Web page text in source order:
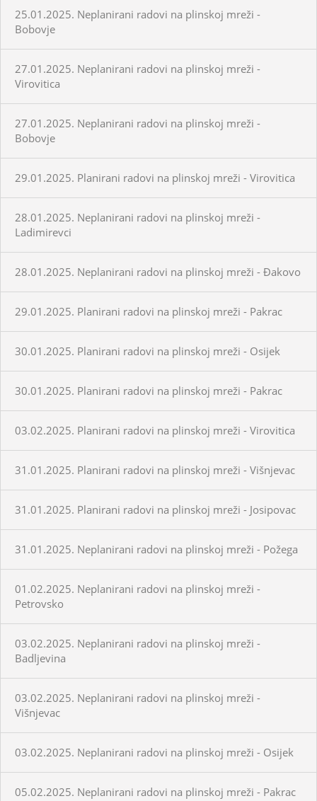
25.01.2025. Neplanirani radovi na plinskoj mreži -
Bobovje
27.01.2025. Neplanirani radovi na plinskoj mreži -
Virovitica
27.01.2025. Neplanirani radovi na plinskoj mreži -
Bobovje
29.01.2025. Planirani radovi na plinskoj mreži - Virovitica
28.01.2025. Neplanirani radovi na plinskoj mreži -
Ladimirevci
28.01.2025. Neplanirani radovi na plinskoj mreži - Đakovo
29.01.2025. Planirani radovi na plinskoj mreži - Pakrac
30.01.2025. Planirani radovi na plinskoj mreži - Osijek
30.01.2025. Planirani radovi na plinskoj mreži - Pakrac
03.02.2025. Planirani radovi na plinskoj mreži - Virovitica
31.01.2025. Planirani radovi na plinskoj mreži - Višnjevac
31.01.2025. Planirani radovi na plinskoj mreži - Josipovac
31.01.2025. Neplanirani radovi na plinskoj mreži - Požega
01.02.2025. Neplanirani radovi na plinskoj mreži -
Petrovsko
03.02.2025. Neplanirani radovi na plinskoj mreži -
Badljevina
03.02.2025. Neplanirani radovi na plinskoj mreži -
Višnjevac
03.02.2025. Neplanirani radovi na plinskoj mreži - Osijek
05.02.2025. Neplanirani radovi na plinskoj mreži - Pakrac